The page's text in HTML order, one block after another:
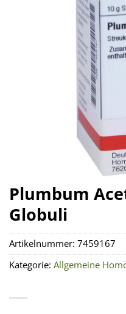
Plumbum
Globuli
Artikelnummer: 7459167
Kategorie: Allgemeine